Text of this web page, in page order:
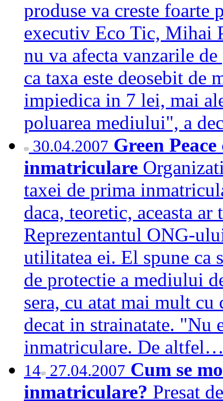
produse va creste foarte
executiv Eco Tic, Mihai
nu va afecta vanzarile
ca taxa este deosebit de
impiedica in 7 lei, mai
poluarea mediului", a
30.04.2007 Green
inmatriculare
taxei de prima
daca, teoretic, aceasta
Reprezentantul ONG-
utilitatea ei. El spune ca
de protectie a mediului
sera, cu atat mai mult
decat in strainatate. "Nu
inmatriculare. De
14 27.04.2007 Cum se
inmatriculare? Presat